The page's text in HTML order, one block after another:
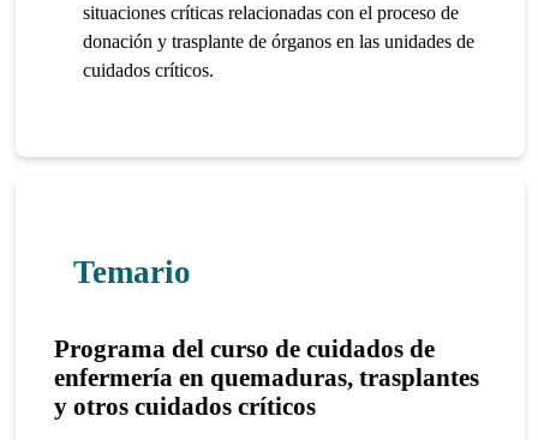
situaciones críticas relacionadas con el proceso de
donación y trasplante de órganos en las unidades de
cuidados críticos.
Temario
Programa del curso de cuidados de
enfermería en quemaduras, trasplantes
y otros cuidados críticos